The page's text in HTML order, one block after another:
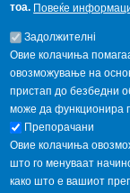
ГАЛЕРИЈА
тоа. Повеќе
Задолжителнi
Овие колачиња
овозможување на
пристап до безбедни
може да функционира
Препорачани
Овие колачиња
што го менуваат
како што е вашиот